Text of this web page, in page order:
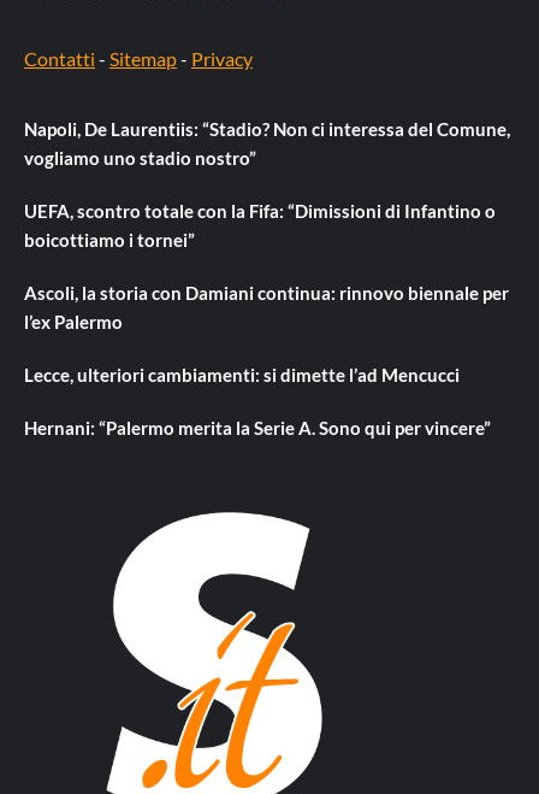
Contatti - Sitemap- Privacy
Napoli, De Laurentiis: “Stadio? Non ci interessa del Comune,
vogliamo uno stadio nostro”
UEFA, scontro totale con la Fifa: “Dimissioni di Infantino o
boicottiamo i tornei”
Ascoli, la storia con Damiani continua: rinnovo biennale per
l’ex Palermo
Lecce, ulteriori cambiamenti: si dimette l’ad Mencucci
Hernani: “Palermo merita la Serie A. Sono qui per vincere”